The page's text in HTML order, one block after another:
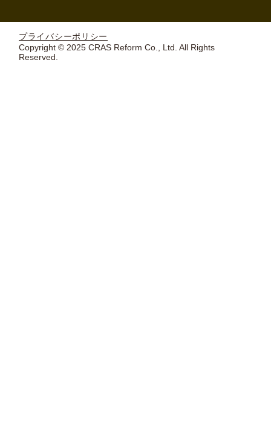
プライバシーポリシー
Copyright © 2025 CRAS Reform Co., Ltd. All Rights
Reserved.